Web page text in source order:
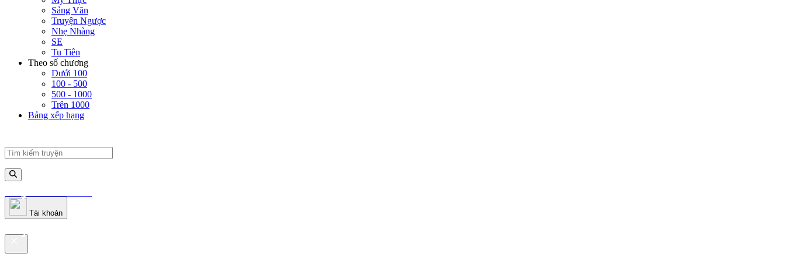
Sảng Văn
Truyện Ngược
Nhẹ Nhàng
SE
Tu Tiên
Theo số chương
Dưới 100
100 - 500
500 - 1000
Trên 1000
Bảng xếp hạng
truyenfullz.com
Tài khoản
truyenfullz.com